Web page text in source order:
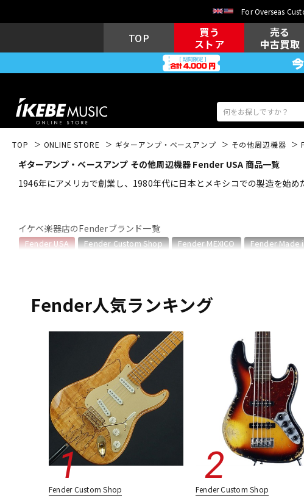
For Overseas
TOP
買う
ストア
売る
中古買取
アコギ/エレ
アコ
キーボード
ヴィンテージ
TOP ONLINE STORE ギターアンプ・ベースアンプ その他周辺機器
ギターアンプ・ベースアンプ その他周辺機器 Fender USA 商品一覧
1946年にアメリカで創業し、1980年代に日本とメキシコでの製造を始
イケベ楽器店のFenderブランド一覧
Fender USA Fender Custom Shop Fender MEXICO Fender Made
エレキ
エレキギター/#American Performer
ベース
Fender人気ランキング
Fender Custom Shop Fender Custom Shop